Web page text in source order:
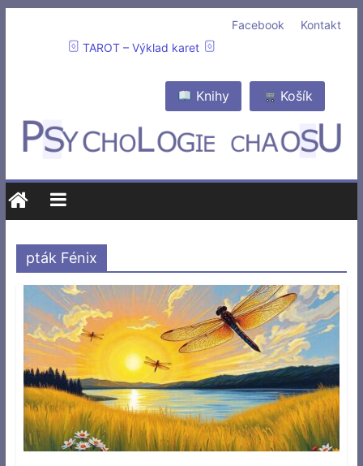
Kontakt
Facebook
TAROT – Výklad karet
Košík
Knihy
pták Fénix